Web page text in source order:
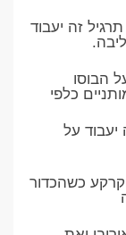
זה יעבוד
הבוסו
כלפי
יעבוד על
כשהכדור